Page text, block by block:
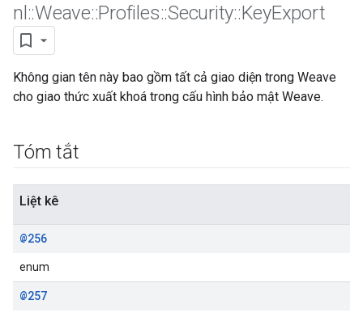
nl ::Weave::Profiles::Security::KeyExport
Không gian tên này bao gồm tất cả giao diện trong Weave
cho giao thức xuất khoá trong cấu hình bảo mật Weave.
Tóm tắt
Liệt kê
@256
enum
@257